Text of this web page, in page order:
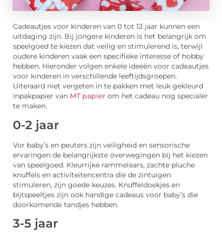
Cadeautjes voor kinderen van 0 tot 12 jaar kunnen een
uitdaging zijn. Bij jongere kinderen is het belangrijk om
speelgoed te kiezen dat veilig en stimulerend is, terwijl
oudere kinderen vaak een specifieke interesse of hobby
hebben. Hieronder volgen enkele ideeën voor cadeautjes
voor kinderen in verschillende leeftijdsgroepen.
Uiteraard niet vergeten in te pakken met leuk gekleurd
inpakpapier van MT papier om het cadeau nog specialer
te maken.
0-2 jaar
Vor baby’s en peuters zijn veiligheid en sensorische
ervaringen de belangrijkste overwegingen bij het kiezen
van speelgoed. Kleurrijke rammelaars, zachte pluche
knuffels en activiteitencentra die de zintuigen
stimuleren, zijn goede keuzes. Knuffeldoekjes en
bijtspeeltjes zijn ook handige cadeaus voor baby’s die
doorkomende tandjes hebben.
3-5 jaar